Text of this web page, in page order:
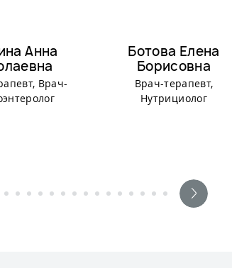
Анна
Врач-
Ботова Елена
Борисовна
Врач-терапевт,
Нутрициолог